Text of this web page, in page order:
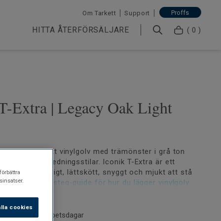
Om Tarkett Support Proffs
HITTA ÅTERFÖRSÄLJARE ( 0 )
Extra | Legacy Oak Light
Grey är ett vinylgolv med trämönster i grå ton
olika inredningsstilar. Iconik T-Extra är ett
som är tåligt, lättskött, snyggt och mjukt att stå
vår steg-för-steg-guide för hur du lägger vinylgolv
kräver mönsterpassning, 100 cm för exakt
normalt 2-6 arbetsdagar
cookies